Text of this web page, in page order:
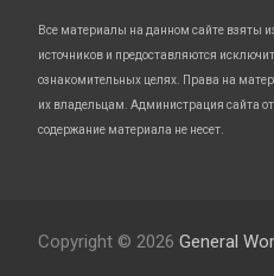
Все материалы на данном сайте взяты
источников и предоставляются
ознакомительных целях. Права на
их владельцам. Администрация сайта
содержание материала не несет.
Copyright © 2026 General